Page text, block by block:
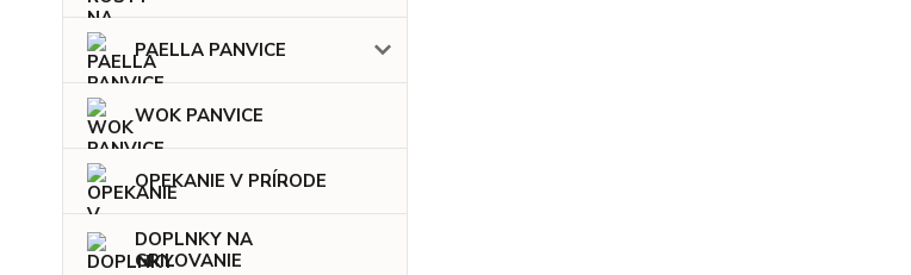
PAELLA PANVICE
WOK PANVICE
OPEKANIE V PRÍRODE
DOPLNKY NA
GRILOVANIE